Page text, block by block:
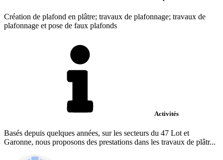
Création de plafond en plâtre; travaux de plafonnage; travaux de
plafonnage et pose de faux plafonds
Activités
Basés depuis quelques années, sur les secteurs du 47 Lot et
Garonne, nous proposons des prestations dans les travaux de plâtr...